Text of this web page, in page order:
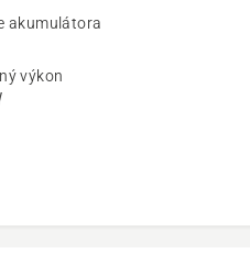
akumulátora
výkon